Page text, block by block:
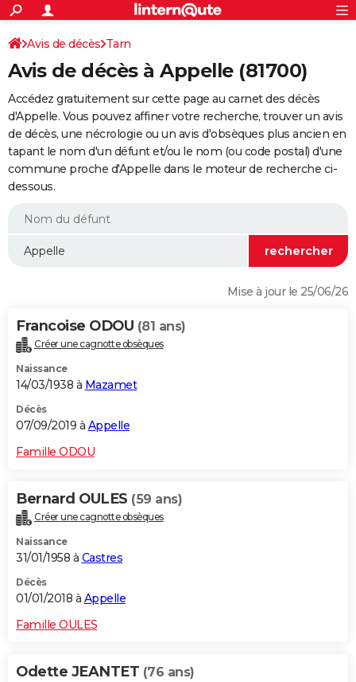
ACTUALITÉS
Politique
Société
Faits Divers
Education
Monde
Villes
+
SPORT
Coupe du monde 2026
Football
Tennis
Cyclisme
Rugby
Forum
Programme TV
TNT
Streaming
Cinéma
Sorties cinéma
Musique
+
FINANCE
Retraite
Epargne
Immobilier
Risques naturels par ville
Assurance
AUTO
Essais
Réserver un essai
Citadines
Berlines
SUV
Forum auto
+
HIGH-TECH
BRICOLAGE
WEEK-END
Alimentation
Guide de la santé
Maladies
Médicaments
Sommeil
VOYAGE
Destinations
City break
Voyage nature
Voyage de noces
Forum
Climat
+PHOTO
GUIDES D'ACHAT
Carte de Noël
Carte Bonne année
Carte Saint-Valentin
Carte Pâques
Carte d'anniversaire
DICTIONNAIRE
Dictionnaire
Biographies
Citations
Expressions
Proverbes
PROGRAMME TV
S'inscrire
Se connecter
Lycées
Collèges
Primaires
Universités
Entreprises
Service militaire
Avis de recherche
AVIS DE DÉCÈS
FORUM
Bricolage
Lifestyle
Culture
Auto
Television
Voyage
Cinema
Avis de décès Tarn
Avis de décès à Appelle (81700)
Accédez gratuitement sur cette page au carnet des décès
d'Appelle. Vous pouvez affiner votre recherche, trouver un avis
de décès, une nécrologie ou un avis d'obsèques plus ancien en
tapant le nom d'un défunt et/ou le nom (ou code postal) d'une
commune proche d'Appelle dans le moteur de recherche ci-
dessous.
Mise à jour le 25/06/26
Francoise ODOU (81 ans)
Créer une cagnotte obsèques
Naissance
14/03/1938 à Mazamet
Décès
07/09/2019 à Appelle
Famille ODOU
Bernard OULES (59 ans)
Créer une cagnotte obsèques
Naissance
31/01/1958 à Castres
Décès
01/01/2018 à Appelle
Famille OULES
Odette JEANTET (76 ans)